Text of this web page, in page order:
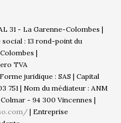
31 - La Garenne-Colombes |
social : 13 rond-point du
|
TVA
juridique : SAS | Capital
751 | Nom du médiateur : ANM
- 94 300 Vincennes |
| Entreprise